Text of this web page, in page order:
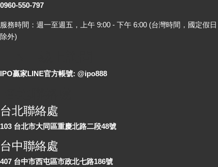
0960-550-797
服務時間：週一至週五，上午 9:00 - 下午 6:00 (台灣時間，國定假日
除外)
IPO贏家LINE官方帳號: @ipo888
台北聯絡處
103 台北市大同區重慶北路二段48號
台中聯絡處
407 台中市西屯區市政北七路186號